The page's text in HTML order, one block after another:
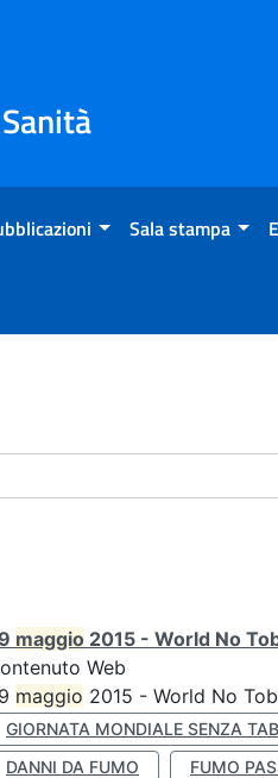
Sala stampa
maggio 2015 - World No
Web
maggio 2015 - World No
GIORNATA MONDIALE SENZA
DANNI DA FUMO
FUMO